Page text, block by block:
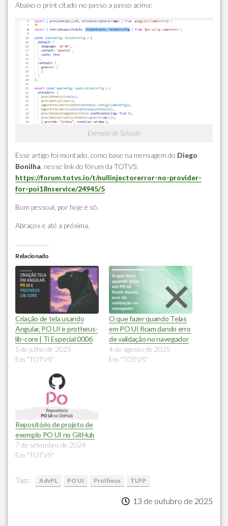
Abaixo o print citado no passo a passo acima:
Exemplo de Solução
Esse artigo foi montado, como base na mensagem do Diego
Bonilha, nesse link do fórum da TOTVS:
https://forum.totvs.io/t/nullinjectorerror-no-provider-
for-poi18nservice/24945/5
Bom pessoal, por hoje é só.
Abraços e até a próxima.
Relacionado
Criação de tela usando
Angular, PO UI e protheus-
lib-core | Ti Especial 0006
5 de julho de 2025
Em "TOTVS"
O que fazer quando Telas
em PO UI ficam dando erro
de validação no navegador
4 de agosto de 2025
Em "TOTVS"
Repositório de projeto de
exemplo PO UI no GitHub
7 de setembro de 2024
Em "TOTVS"
Tags: AdvPL PO UI Protheus TLPP
13 de outubro de 2025